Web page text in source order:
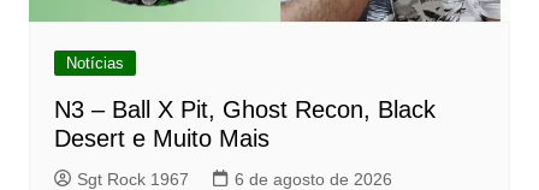
Notícias
N3 – Ball X Pit, Ghost Recon, Black
Desert e Muito Mais
Sgt Rock 1967 6 de agosto de 2026